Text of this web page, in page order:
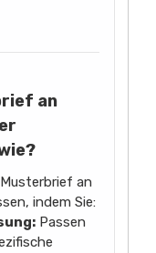
an
an
indem Sie:
Passen